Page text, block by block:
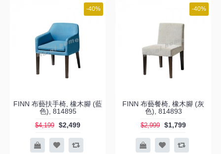
-40%
FINN 布藝扶手椅, 橡木腳 (藍
色), 814895
$4,199 $2,499
-40%
FINN 布藝餐椅, 橡木腳 (灰
色), 814893
$2,999 $1,799